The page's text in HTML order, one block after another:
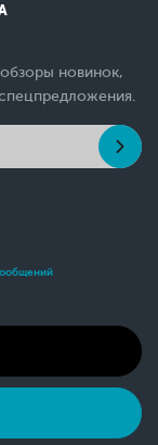
новинок,